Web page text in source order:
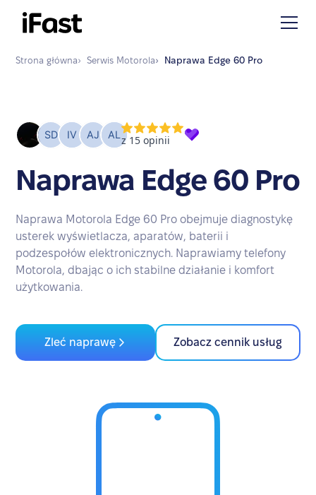
Strona główna› Serwis Motorola› Naprawa Edge 60 Pro
Naprawa Edge 60 Pro
Naprawa Motorola Edge 60 Pro obejmuje diagnostykę
usterek wyświetlacza, aparatów, baterii i
podzespołów elektronicznych. Naprawiamy telefony
Motorola, dbając o ich stabilne działanie i komfort
użytkowania.
Zleć naprawę Zobacz cennik usług